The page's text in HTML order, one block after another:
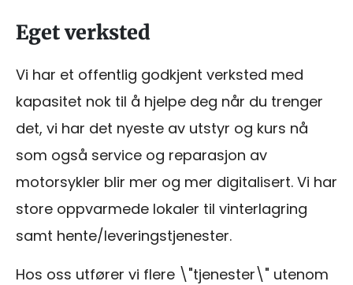
Eget verksted
Vi har et offentlig godkjent verksted med
kapasitet nok til å hjelpe deg når du trenger
det, vi har det nyeste av utstyr og kurs nå
som også service og reparasjon av
motorsykler blir mer og mer digitalisert. Vi har
store oppvarmede lokaler til vinterlagring
samt hente/leveringstjenester.
Hos oss utfører vi flere \"tjenester\" utenom